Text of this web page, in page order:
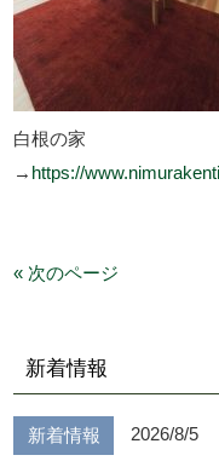
白根の家
→ https://
« 次のページ
新着情報
新着情報 2026/8/5